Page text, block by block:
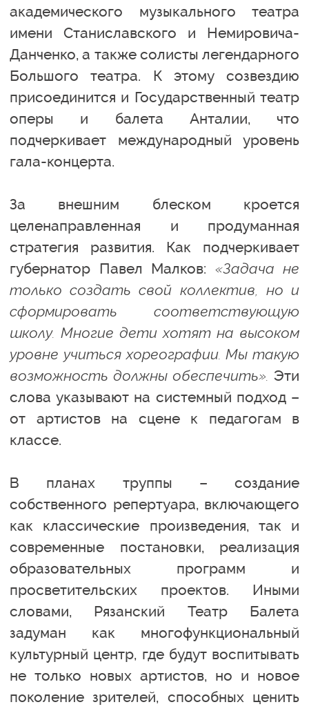
академического музыкального театра
имени Станиславского и Немировича-
Данченко, а также солисты легендарного
Большого театра. К этому созвездию
присоединится и Государственный театр
оперы и балета Анталии, что
подчеркивает международный уровень
гала-концерта.
За внешним блеском кроется
целенаправленная и продуманная
стратегия развития. Как подчеркивает
губернатор Павел Малков: «Задача не
только создать свой коллектив, но и
сформировать соответствующую
школу. Многие дети хотят на высоком
уровне учиться хореографии. Мы такую
возможность должны обеспечить». Эти
слова указывают на системный подход –
от артистов на сцене к педагогам в
классе.
В планах труппы – создание
собственного репертуара, включающего
как классические произведения, так и
современные постановки, реализация
образовательных программ и
просветительских проектов. Иными
словами, Рязанский Театр Балета
задуман как многофункциональный
культурный центр, где будут воспитывать
не только новых артистов, но и новое
поколение зрителей, способных ценить